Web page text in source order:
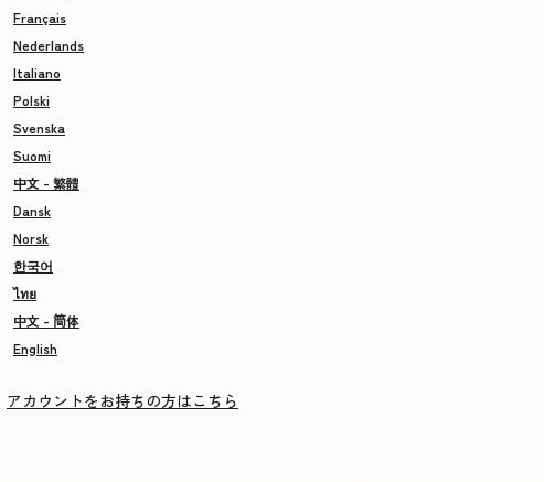
Français
Nederlands
Italiano
Polski
Svenska
Suomi
中文 - 繁體
Dansk
Norsk
한국어
ไทย
中文 - 简体
English
アカウントをお持ちの方はこちら